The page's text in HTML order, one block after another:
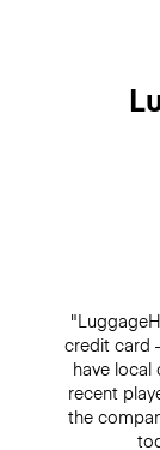
credit card
have
recent
the